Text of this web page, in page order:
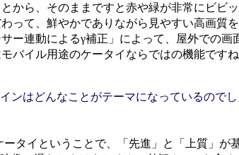
から、そのままですと赤や緑が非常にビビ
って、鮮やかでありながら見やすい高画質
ー連動によるγ補正」によって、屋外での
バイル用途のケータイならではの機能ですね
はどんなことがテーマになっているのでし
タイということで、「先進」と「上質」が